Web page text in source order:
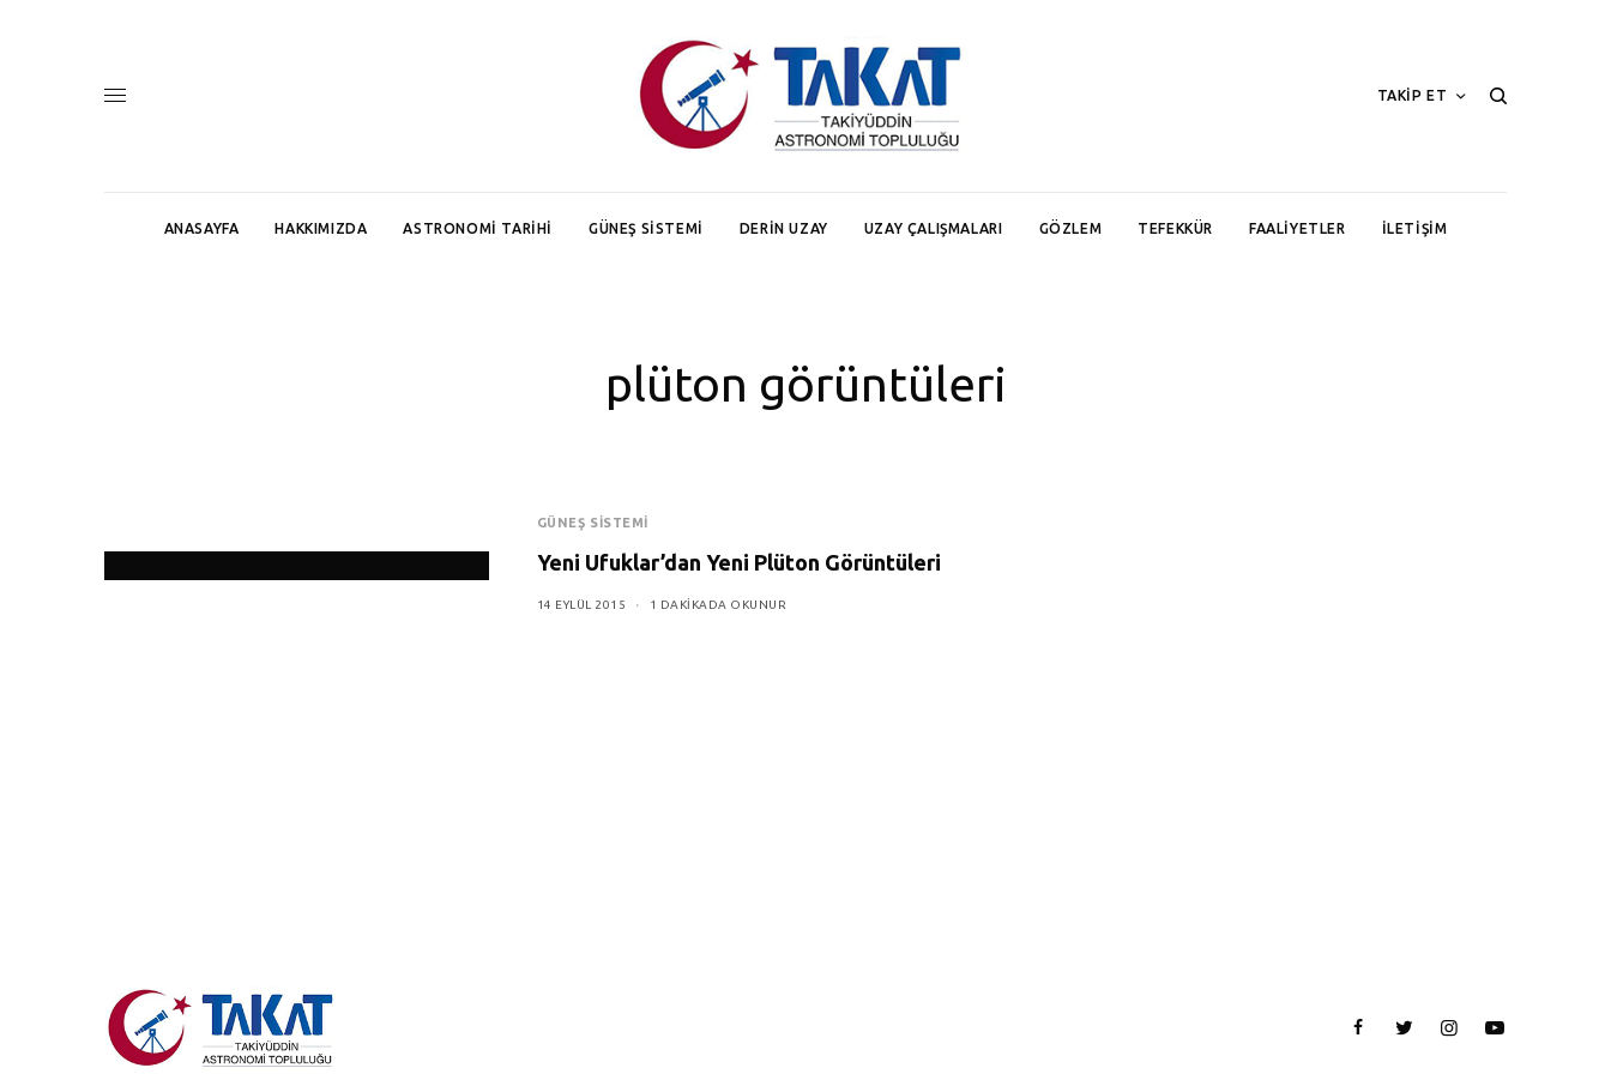
TAKİP ET
ANASAYFA HAKKIMIZDA ASTRONOMI TARIHI GÜNEŞ SISTEMI DERIN UZAY UZAY ÇALIŞMALARI GÖZLEM TEFEKKÜR FAALIYETLER İLETIŞIM
plüton görüntüleri
GÜNEŞ SISTEMI
Yeni Ufuklar’dan Yeni Plüton Görüntüleri
14 EYLÜL 2015 1 DAKIKADA OKUNUR